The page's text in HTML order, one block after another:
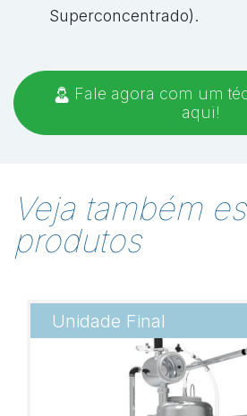
Superconcentrado).
Fale agora com um
aqui!
Veja também
produtos
Unidade Final